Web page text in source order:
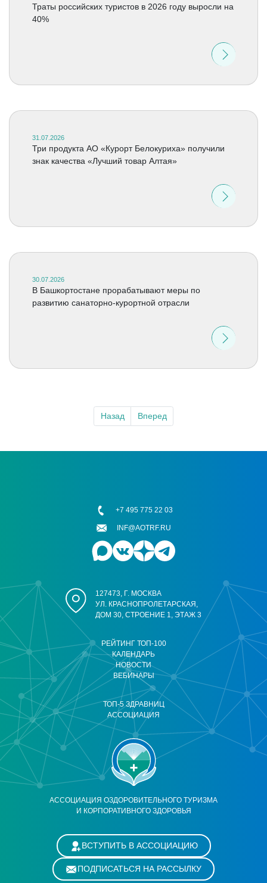
Траты российских туристов в 2026 году выросли на
40%
31.07.2026
Три продукта АО «Курорт Белокуриха» получили
знак качества «Лучший товар Алтая»
30.07.2026
В Башкортостане прорабатывают меры по
развитию санаторно-курортной отрасли
Назад Вперед
АССОЦИАЦИЯ ОЗДОРОВИТЕЛЬНОГО ТУРИЗМА
И КОРПОРАТИВНОГО ЗДОРОВЬЯ
РЕЙТИНГ ТОП-100
КАЛЕНДАРЬ
НОВОСТИ
ВЕБИНАРЫ
ТОП-5 ЗДРАВНИЦ
АССОЦИАЦИЯ
127473, Г. МОСКВА
УЛ. КРАСНОПРОЛЕТАРСКАЯ,
ДОМ 30, СТРОЕНИЕ 1, ЭТАЖ 3
+7 495 775 22 03
INF@AOTRF.RU
ВСТУПИТЬ В АССОЦИАЦИЮ
ПОДПИСАТЬСЯ НА РАССЫЛКУ